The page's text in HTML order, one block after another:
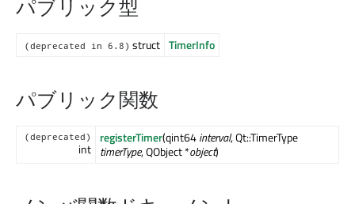
パブリック型
(deprecated in 6.8) struct TimerInfo
パブリック関数
(deprecated)
int
registerTimer(qint64interval, Qt::TimerType
timerType, QObject *object)